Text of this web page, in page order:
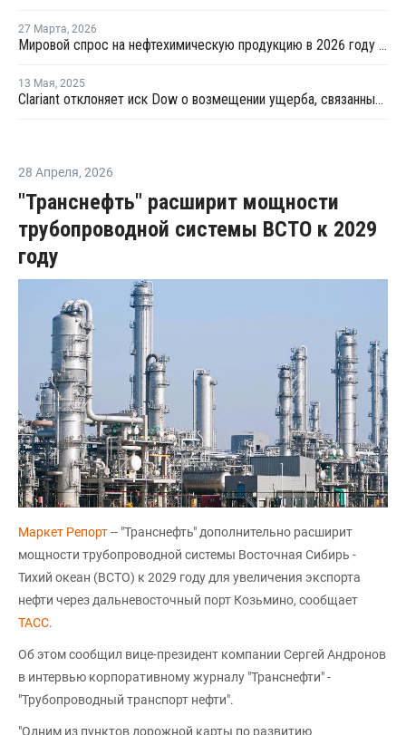
27 Марта, 2026
Мировой спрос на нефтехимическую продукцию в 2026 году может снизиться на 25%
13 Мая, 2025
Clariant отклоняет иск Dow о возмещении ущерба, связанный с картелем по закупке этилена
28 Апреля, 2026
"Транснефть" расширит мощности
трубопроводной системы ВСТО к 2029
году
Маркет Репорт-- "Транснефть" дополнительно расширит
мощности трубопроводной системы Восточная Сибирь -
Тихий океан (ВСТО) к 2029 году для увеличения экспорта
нефти через дальневосточный порт Козьмино, сообщает
ТАСС.
Об этом сообщил вице-президент компании Сергей Андронов
в интервью корпоративному журналу "Транснефти" -
"Трубопроводный транспорт нефти".
"Одним из пунктов дорожной карты по развитию